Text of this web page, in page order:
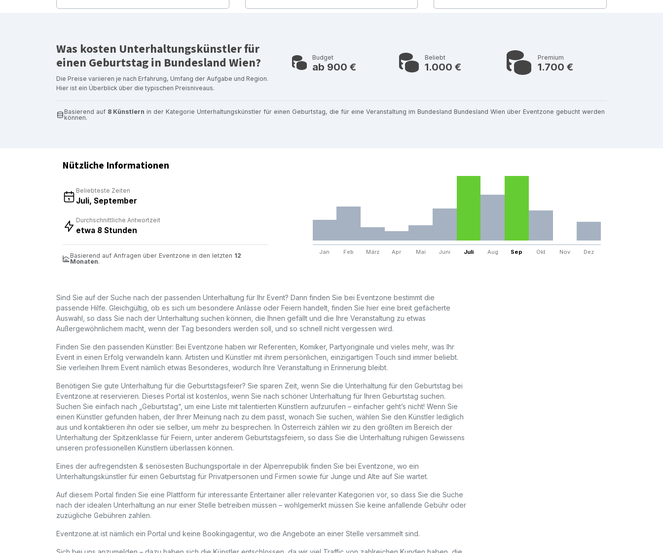
Was kosten Unterhaltungskünstler für
einen Geburtstag in Bundesland Wien?
Die Preise variieren je nach Erfahrung, Umfang der Aufgabe und Region.
Hier ist ein Überblick über die typischen Preisniveaus.
Budget
ab 900 €
Beliebt
1.000 €
Premium
1.700 €
Basierend auf 8 Künstlern in der Kategorie Unterhaltungskünstler für einen Geburtstag, die für eine Veranstaltung im Bundesland Bundesland Wien über Eventzone gebucht werden
können.
Nützliche Informationen
Beliebteste Zeiten
Juli, September
Durchschnittliche Antwortzeit
etwa 8 Stunden
Basierend auf Anfragen über Eventzone in den letzten 12
Monaten.
Jan Feb März Apr Mai Juni Juli Aug Sep Okt Nov Dez
Sind Sie auf der Suche nach der passenden Unterhaltung für Ihr Event? Dann finden Sie bei Eventzone bestimmt die
passende Hilfe. Gleichgültig, ob es sich um besondere Anlässe oder Feiern handelt, finden Sie hier eine breit gefächerte
Auswahl, so dass Sie nach der Unterhaltung suchen können, die Ihnen gefällt und die Ihre Veranstaltung zu etwas
Außergewöhnlichem macht, wenn der Tag besonders werden soll, und so schnell nicht vergessen wird.
Finden Sie den passenden Künstler: Bei Eventzone haben wir Referenten, Komiker, Partyoriginale und vieles mehr, was Ihr
Event in einen Erfolg verwandeln kann. Artisten und Künstler mit ihrem persönlichen, einzigartigen Touch sind immer beliebt.
Sie verleihen Ihrem Event nämlich etwas Besonderes, wodurch Ihre Veranstaltung in Erinnerung bleibt.
Benötigen Sie gute Unterhaltung für die Geburtstagsfeier? Sie sparen Zeit, wenn Sie die Unterhaltung für den Geburtstag bei
Eventzone.at reservieren. Dieses Portal ist kostenlos, wenn Sie nach schöner Unterhaltung für Ihren Geburtstag suchen.
Suchen Sie einfach nach „Geburtstag“, um eine Liste mit talentierten Künstlern aufzurufen – einfacher geht’s nicht! Wenn Sie
einen Künstler gefunden haben, der Ihrer Meinung nach zu dem passt, wonach Sie suchen, wählen Sie den Künstler lediglich
aus und kontaktieren ihn oder sie selber, um mehr zu besprechen. In Österreich zählen wir zu den größten im Bereich der
Unterhaltung der Spitzenklasse für Feiern, unter anderem Geburtstagsfeiern, so dass Sie die Unterhaltung ruhigen Gewissens
unseren professionellen Künstlern überlassen können.
Eines der aufregendsten & seriösesten Buchungsportale in der Alpenrepublik finden Sie bei Eventzone, wo ein
Unterhaltungskünstler für einen Geburtstag für Privatpersonen und Firmen sowie für Junge und Alte auf Sie wartet.
Auf diesem Portal finden Sie eine Plattform für interessante Entertainer aller relevanter Kategorien vor, so dass Sie die Suche
nach der idealen Unterhaltung an nur einer Stelle betreiben müssen – wohlgemerkt müssen Sie keine anfallende Gebühr oder
zuzügliche Gebühren zahlen.
Eventzone.at ist nämlich ein Portal und keine Bookingagentur, wo die Angebote an einer Stelle versammelt sind.